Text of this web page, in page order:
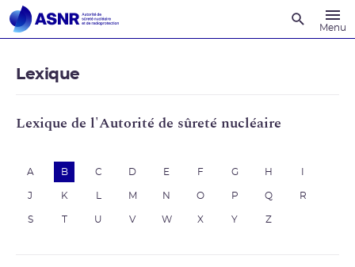
Menu
Lexique
Lexique de l'Autorité de sûreté nucléaire
A B C D E F G H
J K M N O P Q R
S U V W X Y Z